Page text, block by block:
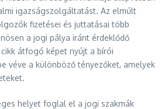
igazságszolgáltatást. Az elmúlt
fizetései és juttatásai több
a jogi pálya iránt érdeklődő
átfogó képet nyújt a bírói
véve a különböző tényezőket, amelyek
helyet foglal el a jogi szakmák